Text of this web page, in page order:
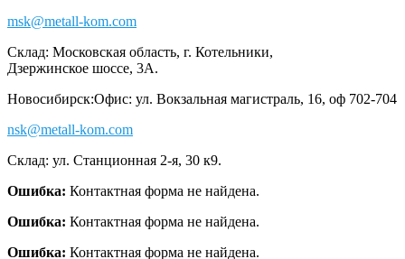
msk@metall-kom.com
Склад: Московская область, г. Котельники,
Дзержинское шоссе, 3А.
Новосибирск:Офис: ул. Вокзальная магистраль, 16, оф 702-704
nsk@metall-kom.com
Склад: ул. Станционная 2-я, 30 к9.
Ошибка: Контактная форма не найдена.
Ошибка: Контактная форма не найдена.
Ошибка: Контактная форма не найдена.